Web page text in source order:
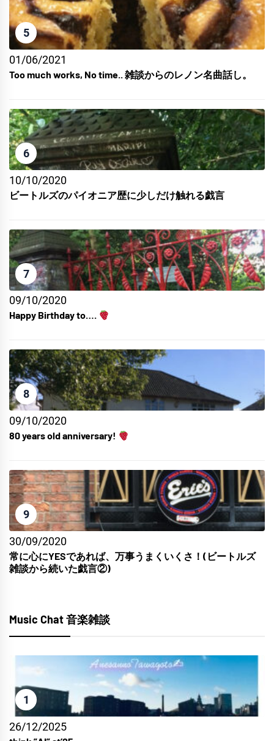
5
01/06/2021
Too much works, No time.. 雑談からのレノン名曲話し。
6
10/10/2020
ビートルズのパイオニア歴に少しだけ触れる戯言
7
09/10/2020
Happy Birthday to….
8
09/10/2020
80 years old anniversary!
9
30/09/2020
常に心にYESであれば、万事うまくいくさ！(ビートルズ
雑談から続いた戯言②)
Music Chat 音楽雑談
1
26/12/2025